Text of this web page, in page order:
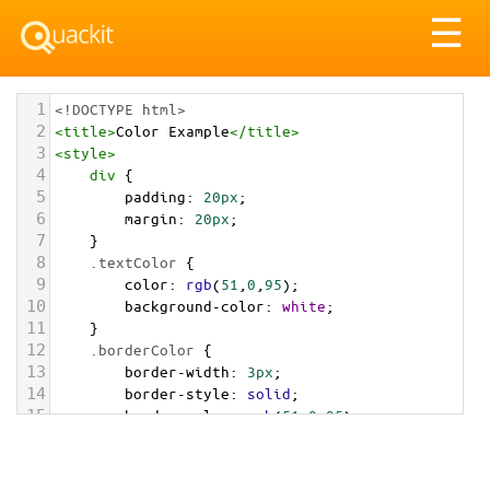
☰
1 <!DOCTYPE html>
2 <title>Color Example</title>
3 <style>
4 div {
5 padding: 20px;
6 margin: 20px;
7 }
8 .textColor {
9 color: rgb(51 0 95);
10 background-color: white;
11 }
12 .borderColor {
13 border-width: 3px;
14 border-style: solid;
15 border-color: rgb(51,0,95);